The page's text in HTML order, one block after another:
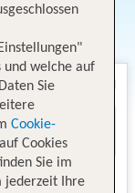
und welche auf
Sie
Cookie-
Cookies
Sie im
jederzeit Ihre